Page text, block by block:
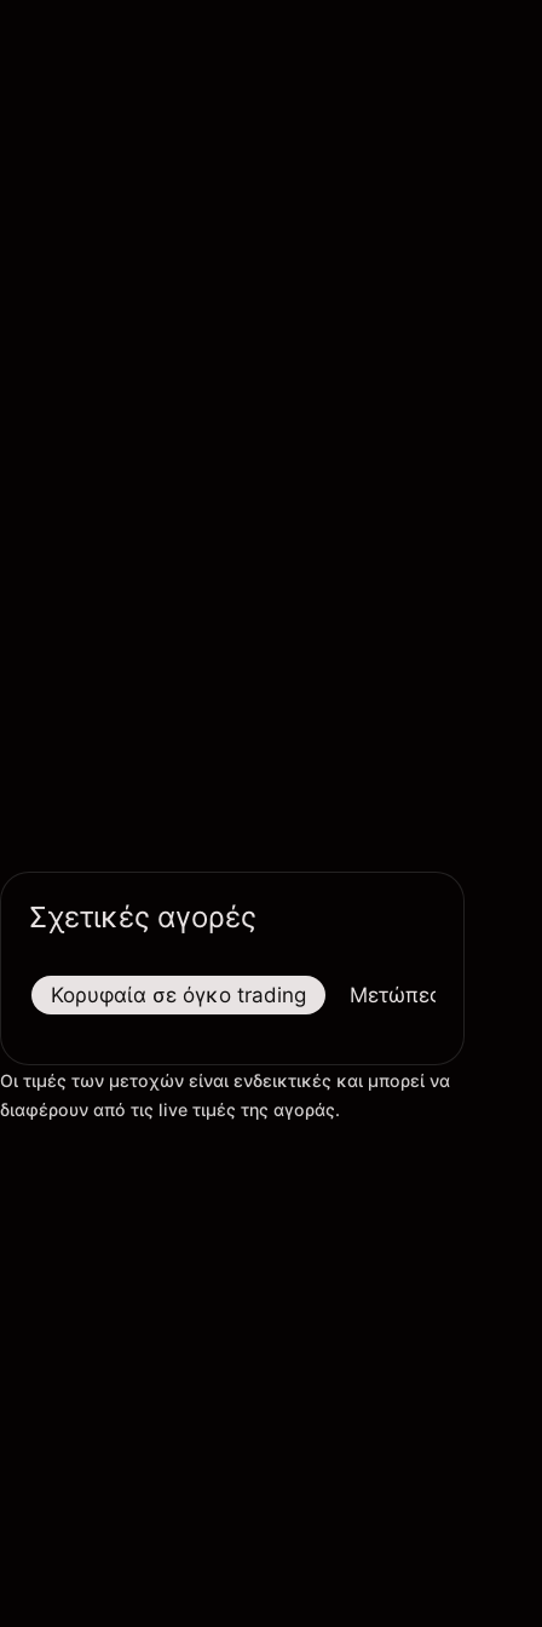
Σχετικές αγορές
Κορυφαία σε όγκο trading Μετώπες
Οι τιμές των μετοχών είναι ενδεικτικές και μπορεί να
διαφέρουν από τις live τιμές της αγοράς.